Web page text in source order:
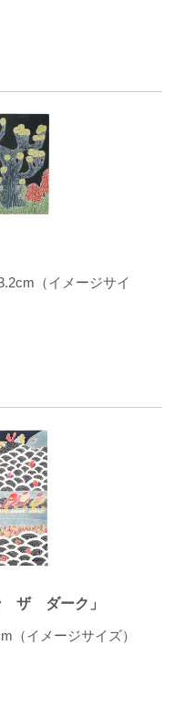
（イメージサイ
ザ ダーク」
（イメージサイズ）